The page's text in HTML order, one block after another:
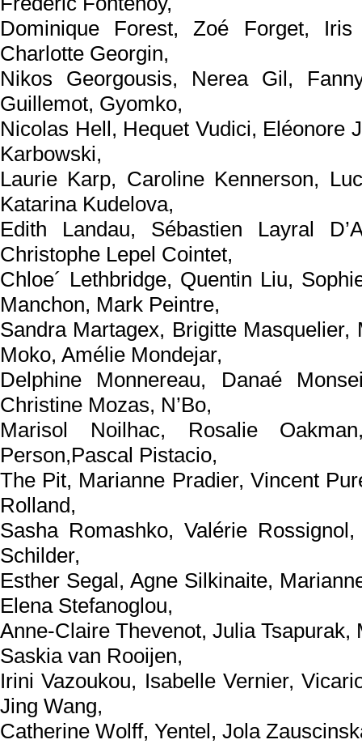
Dominique Forest, Zoé Forget,
Charlotte Georgin,
Nikos Georgousis, Nerea Gil,
Guillemot, Gyomko,
Nicolas Hell, Hequet Vudici, Eléonore
Karbowski,
Laurie Karp, Caroline Kennerson,
Katarina Kudelova,
Edith Landau, Sébastien Layral
Christophe Lepel Cointet,
Chloe´ Lethbridge, Quentin Liu,
Manchon, Mark Peintre,
Sandra Martagex, Brigitte
Moko, Amélie Mondejar,
Delphine Monnereau, Danaé
Christine Mozas, N’Bo,
Marisol Noilhac, Rosalie
Person,Pascal Pistacio,
The Pit, Marianne Pradier, Vincent
Rolland,
Sasha Romashko, Valérie
Schilder,
Esther Segal, Agne Silkinaite,
Elena Stefanoglou,
Anne-Claire Thevenot, Julia
Saskia van Rooijen,
Irini Vazoukou, Isabelle Vernier,
Jing Wang,
Catherine Wolff, Yentel, Jola